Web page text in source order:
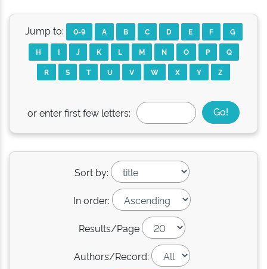
Jump to: 0-9 A B C D E F
G
H
I J K L M N O P
Q
R
S T U V W X Y Z
or enter first few letters:
Sort by:
In order:
Results/Page
Authors/Record: